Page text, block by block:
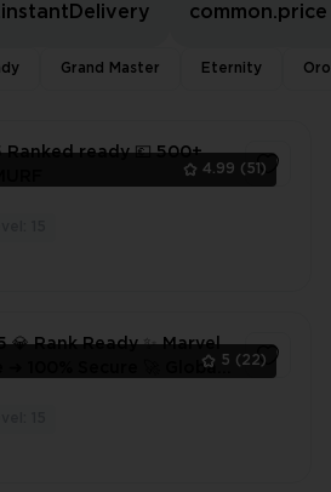
common.price
Grand Master Eternity Oro
4.99 (51)
5 (22)
💎 Rank Ready ✨ Marvel
➜ 100% Secure 🚀 Global